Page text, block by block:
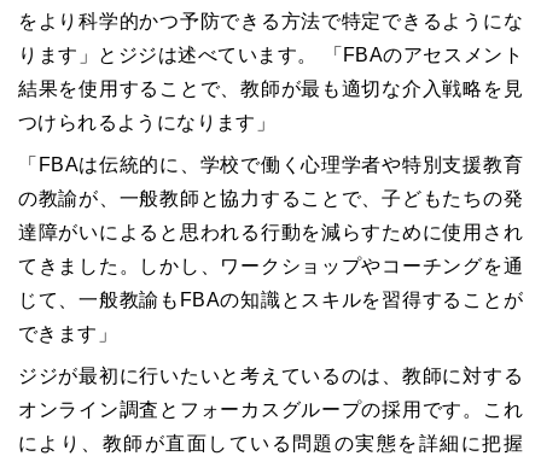
をより科学的かつ予防できる方法で特定できるようにな
ります」とジジは述べています。 「FBAのアセスメント
結果を使用することで、教師が最も適切な介入戦略を見
つけられるようになります」
「FBAは伝統的に、学校で働く心理学者や特別支援教育
の教諭が、一般教師と協力することで、子どもたちの発
達障がいによると思われる行動を減らすために使用され
てきました。しかし、ワークショップやコーチングを通
じて、一般教諭もFBAの知識とスキルを習得することが
できます」
ジジが最初に行いたいと考えているのは、教師に対する
オンライン調査とフォーカスグループの採用です。これ
により、教師が直面している問題の実態を詳細に把握